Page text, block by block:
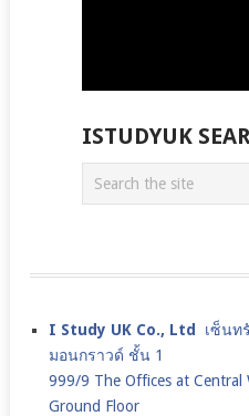
ISTUDYUK
I Study UK Co., Ltd เซ็นท
มอนกราวด์ ชั้น 1
999/9 The Offices at Central
Ground Floor